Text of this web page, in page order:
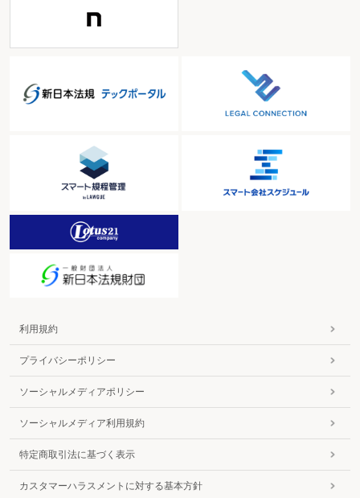
利用規約
プライバシーポリシー
ソーシャルメディアポリシー
ソーシャルメディア利用規約
特定商取引法に基づく表示
カスタマーハラスメントに対する基本方針